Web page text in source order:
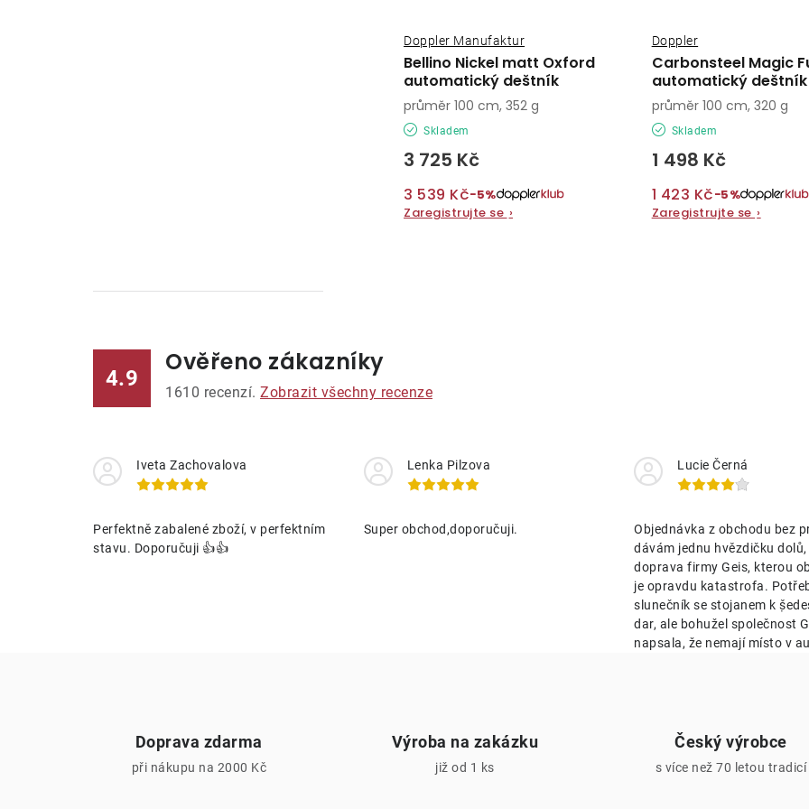
Bellino Nickel matt Oxford
automatický deštník
Doppler Manufaktur
Skladem
3 725 Kč
3 539 Kč−5%
Zaregistrujte se ›
průměr 100 cm, 352 g
Carbonsteel Magic
automatický deštník
Doppler
Skladem
1 498 Kč
1 423 Kč−5%
Zaregistrujte se ›
průměr 100 cm, 320 g
á
a
c
p
p
4.9
Ověřeno zákazníky
1610 recenzí. Zobrazit všechny recenze
Iveta Zachovalova
Perfektně zabalené zboží, v perfektním
stavu. Doporučuji 👍👍
Lenka Pilzova
Super obchod,doporučuji.
Lucie Černá
Objednávka z obchodu bez
dávám jednu hvězdičku
doprava firmy Geis, kterou
je opravdu katastrofa.
slunečník se stojanem k
dar, ale bohužel společnost
napsala, že nemají místo v
Doprava zdarma
při nákupu na 2000 Kč
Výroba na zakázku
již od 1 ks
Český výrobce
s více než 70 letou tradicí